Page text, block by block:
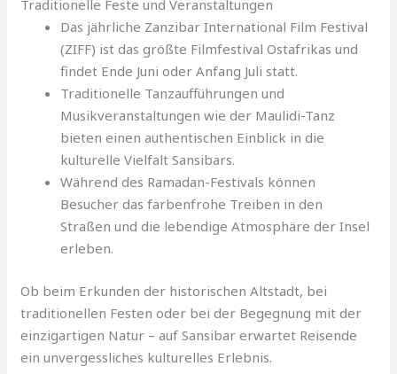
Traditionelle Feste und Veranstaltungen
Das jährliche Zanzibar International Film Festival
(ZIFF) ist das größte Filmfestival Ostafrikas und
findet Ende Juni oder Anfang Juli statt.
Traditionelle Tanzaufführungen und
Musikveranstaltungen wie der Maulidi-Tanz
bieten einen authentischen Einblick in die
kulturelle Vielfalt Sansibars.
Während des Ramadan-Festivals können
Besucher das farbenfrohe Treiben in den
Straßen und die lebendige Atmosphäre der Insel
erleben.
Ob beim Erkunden der historischen Altstadt, bei
traditionellen Festen oder bei der Begegnung mit der
einzigartigen Natur – auf Sansibar erwartet Reisende
ein unvergessliches kulturelles Erlebnis.